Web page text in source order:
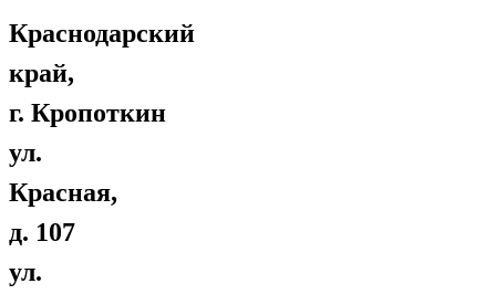
Краснодарский
край,
г. Кропоткин
ул.
Красная,
д. 107
ул.